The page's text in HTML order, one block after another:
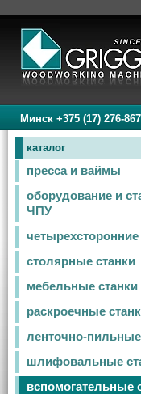
Минск +375 (17) 276-
каталог
пресса и ваймы
оборудование и
ЧПУ
четырехсторонние
столярные станки
мебельные станки
раскроечные
ленточно-пильные
шлифовальные
вспомогательные